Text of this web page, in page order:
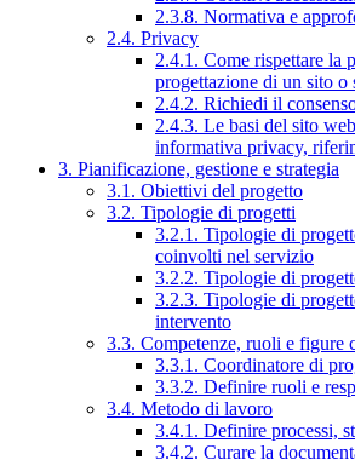
2.3.8. Normativa e
2.4. Privacy
2.4.1. Come rispettare la
progettazione di un sito
2.4.2. Richiedi il
2.4.3. Le basi del sito
informativa privacy,
3. Pianificazione, gestione e strategia
3.1. Obiettivi del progetto
3.2. Tipologie di progetti
3.2.1. Tipologie di
coinvolti nel servizio
3.2.2. Tipologie di
3.2.3. Tipologie di
intervento
3.3. Competenze, ruoli e figure
3.3.1. Coordinatore di
3.3.2. Definire ruoli e
3.4. Metodo di lavoro
3.4.1. Definire processi,
3.4.2. Curare la